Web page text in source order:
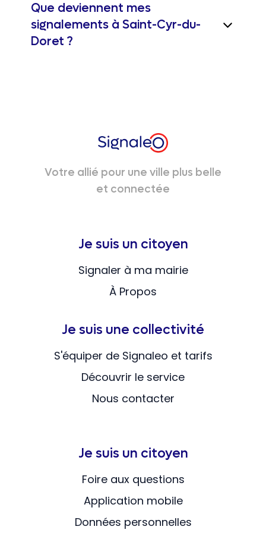
Que deviennent mes
signalements à Saint-Cyr-du-
Doret ?
Votre allié pour une ville plus belle
et connectée
Je suis un citoyen
Signaler à ma mairie
À Propos
Je suis une collectivité
S'équiper de Signaleo et tarifs
Découvrir le service
Nous contacter
Je suis un citoyen
Foire aux questions
Application mobile
Données personnelles